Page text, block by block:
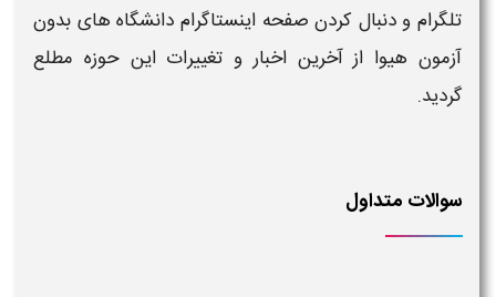
تلگرام و دنبال کردن صفحه اینستاگرام دانشگاه های بدون
آزمون هیوا از آخرین اخبار و تغییرات این حوزه مطلع
گردید.
سوالات متداول